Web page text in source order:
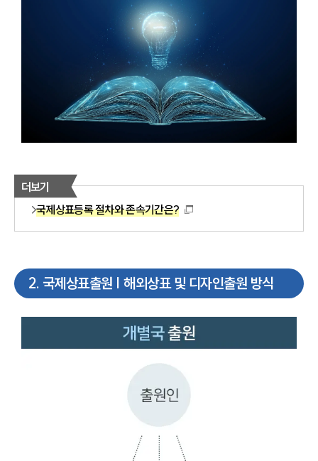
더보기
국제상표등록 절차와 존속기간은?
2. 국제상표출원 | 해외상표 및 디자인출원 방식